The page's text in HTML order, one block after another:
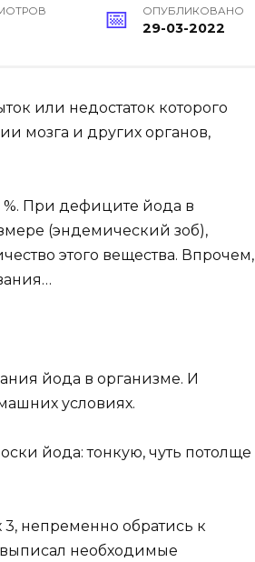
ОПУБЛИКОВАНО
29-03-2022
или недостаток которого
мозга и других органов,
%. При дефиците йода в
(эндемический зоб),
этого вещества. Впрочем,
йода в организме. И
условиях.
йода: тонкую, чуть потолще
непременно обратись к
необходимые